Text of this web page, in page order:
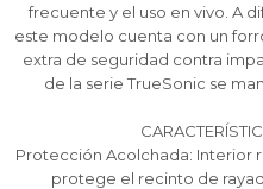
frecuente y el uso en vivo. A
este modelo cuenta con un
extra de seguridad contra
de la serie TrueSonic se
Protección Acolchada: Interior
protege el recinto de
Comprá
Después,
cuotas y
tarjeta
Verifica si estás
Pago
Cédula de identidad
Celular
Estás calificado
Elegí tus
Parece que no
el
Por favor intenta
Comprá
Después,
cuotas y
tarjeta
Verifica si estás
Pago
Cédula de identidad
Celular
Estás calificado
Elegí tus
Parece que no
el
Por favor intenta
Comprá
Después,
cuotas y
tarjeta
Verifica si estás
Pago
Cédula de identidad
Celular
Estás calificado
Elegí tus
Parece que no
el
Por favor intenta